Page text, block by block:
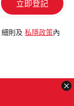
細則及 私隱政策 內